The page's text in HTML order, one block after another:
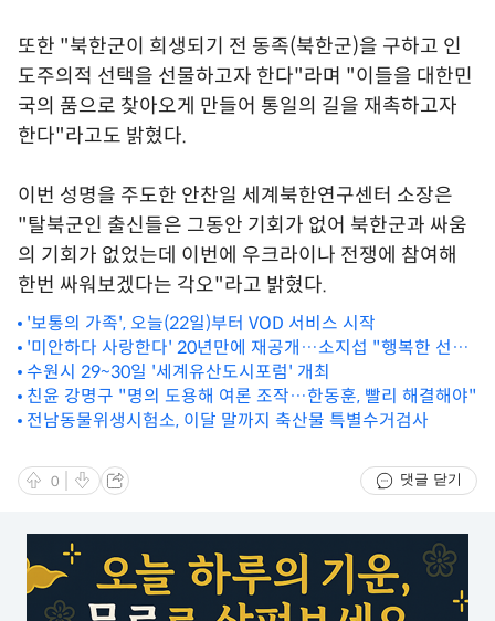
또한 "북한군이 희생되기 전 동족(북한군)을 구하고 인
도주의적 선택을 선물하고자 한다"라며 "이들을 대한민
국의 품으로 찾아오게 만들어 통일의 길을 재촉하고자
한다"라고도 밝혔다.
이번 성명을 주도한 안찬일 세계북한연구센터 소장은
"탈북군인 출신들은 그동안 기회가 없어 북한군과 싸움
의 기회가 없었는데 이번에 우크라이나 전쟁에 참여해
한번 싸워보겠다는 각오"라고 밝혔다.
'보통의 가족', 오늘(22일)부터 VOD 서비스 시작
'미안하다 사랑한다' 20년만에 재공개…소지섭 "행복한 선물
되길"
수원시 29~30일 '세계유산도시포럼' 개최
친윤 강명구 "명의 도용해 여론 조작…한동훈, 빨리 해결해야"
전남동물위생시험소, 이달 말까지 축산물 특별수거검사
0 댓글 닫기